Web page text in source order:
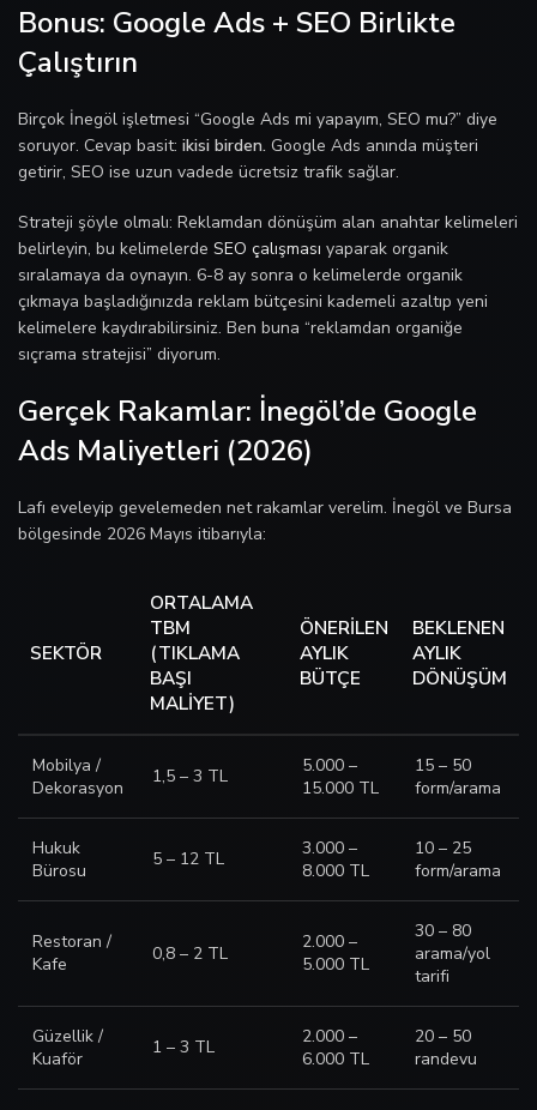
Bonus: Google Ads + SEO Birlikte
Çalıştırın
Birçok İnegöl işletmesi “Google Ads mi yapayım, SEO mu?” diye
soruyor. Cevap basit: ikisi birden. Google Ads anında müşteri
getirir, SEO ise uzun vadede ücretsiz trafik sağlar.
Strateji şöyle olmalı: Reklamdan dönüşüm alan anahtar kelimeleri
belirleyin, bu kelimelerde SEO çalışması yaparak organik
sıralamaya da oynayın. 6-8 ay sonra o kelimelerde organik
çıkmaya başladığınızda reklam bütçesini kademeli azaltıp yeni
kelimelere kaydırabilirsiniz. Ben buna “reklamdan organiğe
sıçrama stratejisi” diyorum.
Gerçek Rakamlar: İnegöl’de Google
Ads Maliyetleri (2026)
Lafı eveleyip gevelemeden net rakamlar verelim. İnegöl ve Bursa
bölgesinde 2026 Mayıs itibarıyla:
SEKTÖR
ORTALAMA
TBM
(TIKLAMA
BAŞI
MALIYET)
ÖNERILEN
AYLIK
BÜTÇE
BEKLENEN
AYLIK
DÖNÜŞÜM
Mobilya /
Dekorasyon
1,5 – 3 TL
5.000 –
15.000 TL
15 – 50
form/arama
Hukuk
Bürosu
5 – 12 TL
3.000 –
8.000 TL
10 – 25
form/arama
Restoran /
Kafe
0,8 – 2 TL
2.000 –
5.000 TL
30 – 80
arama/yol
tarifi
Güzellik /
Kuaför
1 – 3 TL
2.000 –
6.000 TL
20 – 50
randevu